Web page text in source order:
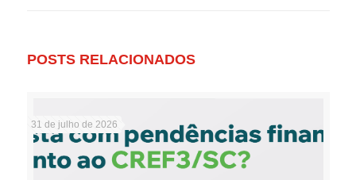
POSTS RELACIONADOS
31 de julho de 2026